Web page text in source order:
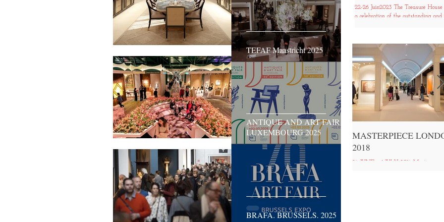
TEFAF Maastricht 2025
ANTIQUE AND ART FAIR
LUXEMBOURG 2025
BRAFA. BRUSSELS. 2025
22-26 Juin2023 The Treasure
a celebration of the outstanding and
​MASTERPIECE
2018
28 JUNE - 4 JULY 2018 Masterpiece